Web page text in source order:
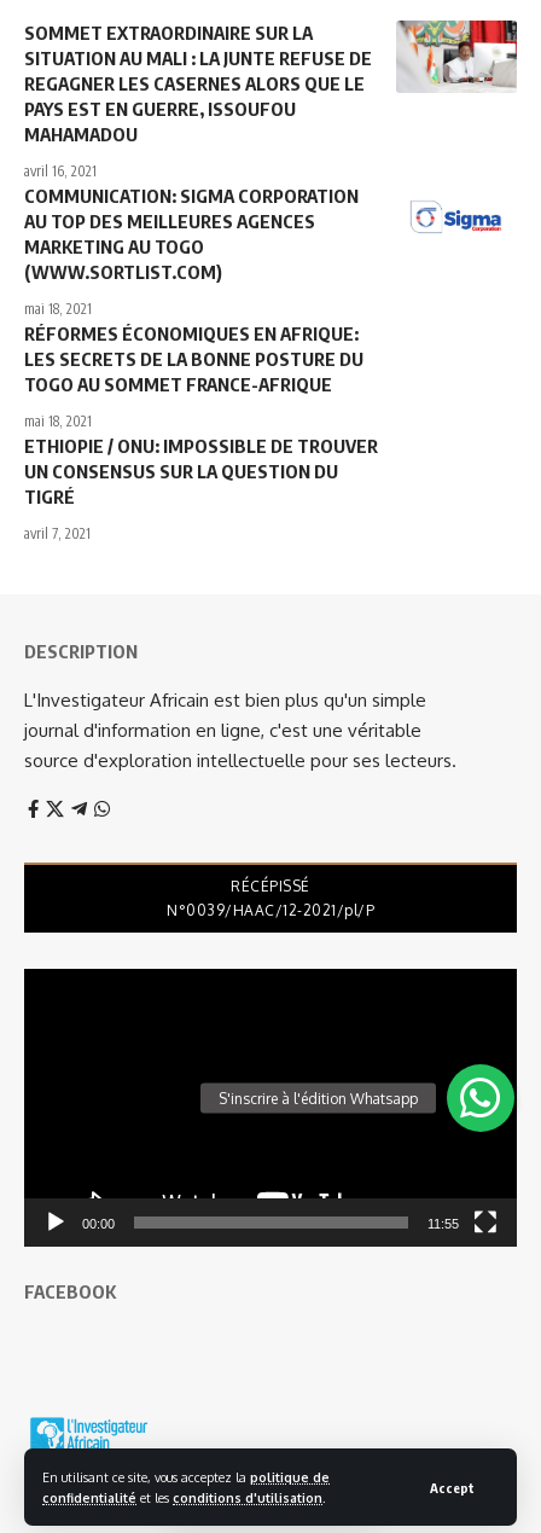
En utilisant ce site, vous acceptez la politique de
confidentialité et les conditions d'utilisation
Accept
SOMMET EXTRAORDINAIRE SUR LA
SITUATION AU MALI : LA JUNTE REFUSE DE
REGAGNER LES CASERNES ALORS QUE LE
PAYS EST EN GUERRE, ISSOUFOU
MAHAMADOU
avril 16, 2021
COMMUNICATION: SIGMA CORPORATION
AU TOP DES MEILLEURES AGENCES
MARKETING AU TOGO
(WWW.SORTLIST.COM)
mai 18, 2021
RÉFORMES ÉCONOMIQUES EN AFRIQUE:
LES SECRETS DE LA BONNE POSTURE DU
TOGO AU SOMMET FRANCE-AFRIQUE
mai 18, 2021
ETHIOPIE / ONU: IMPOSSIBLE DE TROUVER
UN CONSENSUS SUR LA QUESTION DU
TIGRÉ
avril 7, 2021
DESCRIPTION
L'Investigateur Africain est bien plus qu'un simple
journal d'information en ligne, c'est une véritable
source d'exploration intellectuelle pour ses lecteurs.
RÉCÉPISSÉ
N°0039/HAAC/12-2021/pl/P
00:00 11:55
FACEBOOK
© 2025 L'investigateur Africain | Tous droits réservés